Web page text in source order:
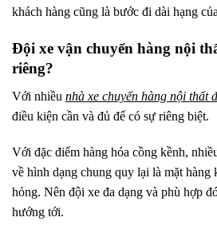
khách hàng cũng là bước đi dài hạng
Đội xe vận chuyển hàng nội
riêng?
Với nhiều nhà xe chuyển hàng nội thất
điều kiện cần và đủ để có sự riêng biệt.
Với đặc điểm hàng hóa cồng kềnh,
về hình dạng chung quy lại là mặt hàng
hỏng. Nên đội xe đa dạng và phù hợp
hướng tới.